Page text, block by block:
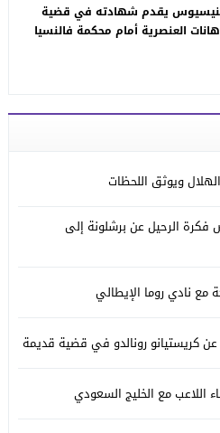
يقدم شهادته في قضية
العنصرية أمام محكمة فالنسيا
ويوثق اللحظات
الرحيل عن برشلونة إلى
نادي روما الإيطالي
كريستيانو رونالدو في قضية قديمة
اللاعب مع الخليج السعودي